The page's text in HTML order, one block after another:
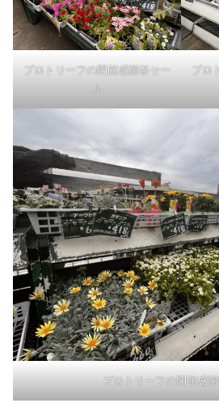
プロトリーフの閉館感謝祭セー
ル
プロ
プロトリーフの閉館感